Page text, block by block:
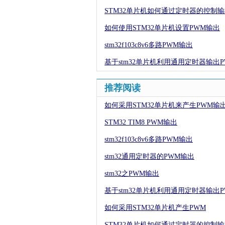
STM32单片机如何通过定时器的控制
如何使用STM32单片机设置PWM输出
stm32f103c8v6多路PWM输出
基于stm32单片机利用通用定时器输出
推荐阅读
如何采用STM32单片机来产生PWM输
STM32 TIM8 PWM输出
stm32f103c8v6多路PWM输出
stm32通用定时器的PWM输出
stm32之PWM输出
基于stm32单片机利用通用定时器输出
如何采用STM32单片机产生PWM